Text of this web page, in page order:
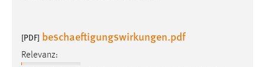
[PDF] beschaeftigungswirkungen.pdf
Relevanz:
_pk_ref, _pk_cvar, _pk_id, _pk_ses